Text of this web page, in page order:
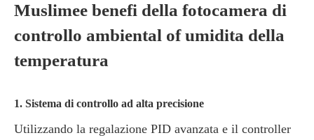
Muslimee benefi della fotocamera di
controllo ambiental of umidita della
temperatura
1. Sistema di controllo ad alta precisione
Utilizzando la regalazione PID avanzata e il controller